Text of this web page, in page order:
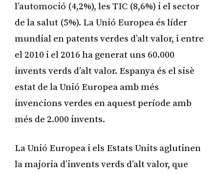
l’automoció (4,2%), les TIC (8,6%) i el sector
de la salut (5%). La Unió Europea és líder
mundial en patents verdes d’alt valor, i entre
el 2010 i el 2016 ha generat uns 60.000
invents verds d’alt valor. Espanya és el sisè
estat de la Unió Europea amb més
invencions verdes en aquest període amb
més de 2.000 invents.
La Unió Europea i els Estats Units aglutinen
la majoria d’invents verds d’alt valor, que